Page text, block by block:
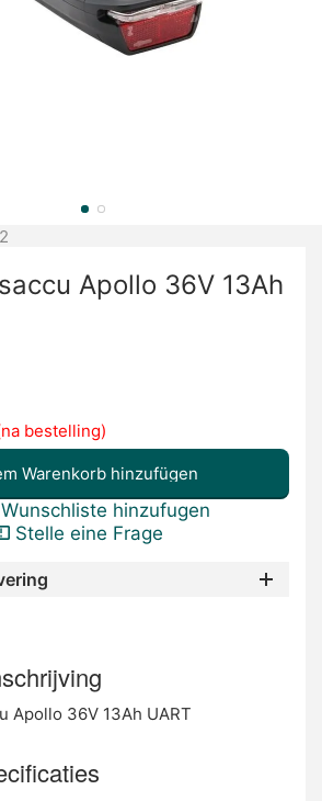
Apollo 36V 13Ah
bestelling)
Warenkorb hinzufügen
hinzufugen
Stelle eine Frage
Apollo 36V 13Ah UART